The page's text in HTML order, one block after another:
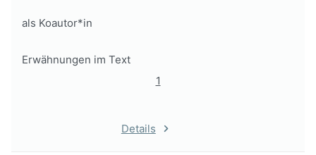
als Koautor*in
Erwähnungen im Text
1
Details